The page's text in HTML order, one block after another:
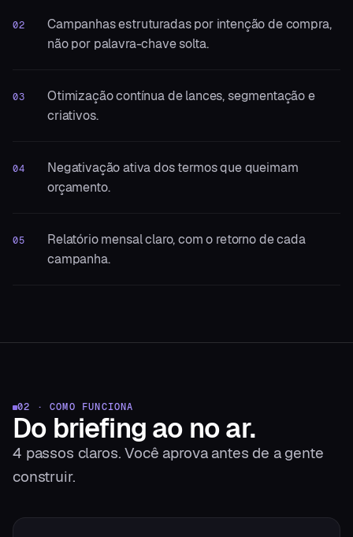
02
Campanhas estruturadas por intenção de compra,
não por palavra-chave solta.
03
Otimização contínua de lances, segmentação e
criativos.
04
Negativação ativa dos termos que queimam
orçamento.
05
Relatório mensal claro, com o retorno de cada
campanha.
02 · COMO FUNCIONA
Do briefing ao no ar.
4 passos claros. Você aprova antes de a gente
construir.